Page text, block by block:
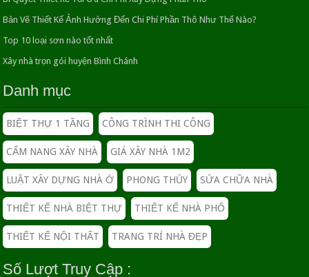
Trang trí cho phòng ngủ khi mùa hè nóng bức
Biệt thự có hồ bơi đẹp nâng tầm cuộc sống sang trọng
23/04/2016
15 CÁCH TRANG TRÍ TƯỜNG NHÀ CŨ
26/04/2016
THIẾT KẾ THI CÔNG SỬA CHỮA NHÀ – CTY SỬA NHÀ UY TÍN
18/08/2016
Thi công xây nhà trọn gói Quận 9 Thành phố Thủ Đức
GIÁ XÂY NHÀ VŨNG TÀU – CÔNG TY THIẾT KẾ NHÀ ĐẸP
Bản Vẽ Thiết Kế Ảnh Hưởng Đến Chi Phí Phần Thô Như Thế Nào?
Top 10 loại sơn nào tốt nhất
Xây nhà trọn gói huyện Bình Chánh
Danh mục
BIỆT THỰ 1 TẦNG CÔNG TRÌNH THI CÔNG
CẨM NANG XÂY NHÀ GIÁ XÂY NHÀ 1M2
LUẬT XÂY DỰNG NHÀ Ở PHONG THỦY SỬA CHỮA NHÀ
THIẾT KẾ NHÀ BIỆT THỰ THIẾT KẾ NHÀ PHỐ
THIẾT KẾ NỘI THẤT TRANG TRÍ NHÀ ĐẸP
Số Lượt Truy Cập :